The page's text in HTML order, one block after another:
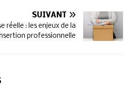
SUIVANT
réelle : les enjeux de la
professionnelle